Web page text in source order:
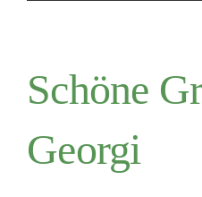
Schöne
Georgi